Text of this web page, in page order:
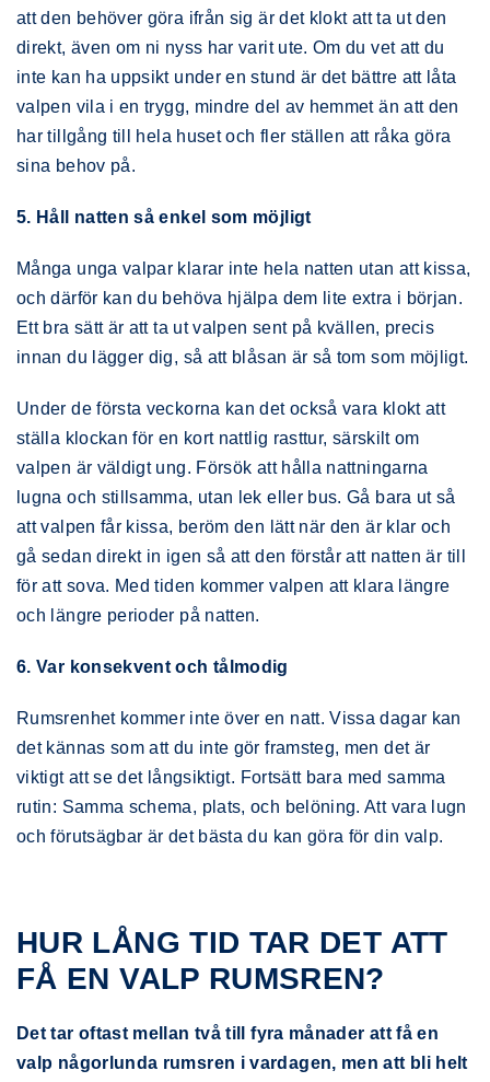
att den behöver göra ifrån sig är det klokt att ta ut den
direkt, även om ni nyss har varit ute. Om du vet att du
inte kan ha uppsikt under en stund är det bättre att låta
valpen vila i en trygg, mindre del av hemmet än att den
har tillgång till hela huset och fler ställen att råka göra
sina behov på.
5. Håll natten så enkel som möjligt
Många unga valpar klarar inte hela natten utan att kissa,
och därför kan du behöva hjälpa dem lite extra i början.
Ett bra sätt är att ta ut valpen sent på kvällen, precis
innan du lägger dig, så att blåsan är så tom som möjligt.
Under de första veckorna kan det också vara klokt att
ställa klockan för en kort nattlig rasttur, särskilt om
valpen är väldigt ung. Försök att hålla nattningarna
lugna och stillsamma, utan lek eller bus. Gå bara ut så
att valpen får kissa, beröm den lätt när den är klar och
gå sedan direkt in igen så att den förstår att natten är till
för att sova. Med tiden kommer valpen att klara längre
och längre perioder på natten.
6. Var konsekvent och tålmodig
Rumsrenhet kommer inte över en natt. Vissa dagar kan
det kännas som att du inte gör framsteg, men det är
viktigt att se det långsiktigt. Fortsätt bara med samma
rutin: Samma schema, plats, och belöning. Att vara lugn
och förutsägbar är det bästa du kan göra för din valp.
HUR LÅNG TID TAR DET ATT
FÅ EN VALP RUMSREN?
Det tar oftast mellan två till fyra månader att få en
valp någorlunda rumsren i vardagen, men att bli helt